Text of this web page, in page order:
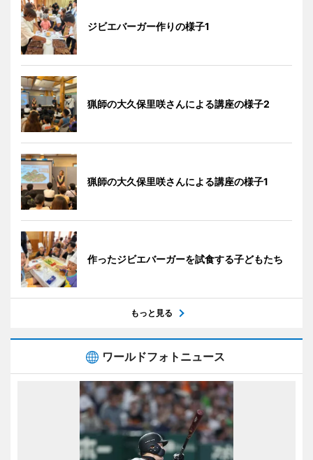
ジビエバーガー作りの様子1
猟師の大久保里咲さんによる講座の様子2
猟師の大久保里咲さんによる講座の様子1
作ったジビエバーガーを試食する子どもたち
もっと見る
ワールドフォトニュース